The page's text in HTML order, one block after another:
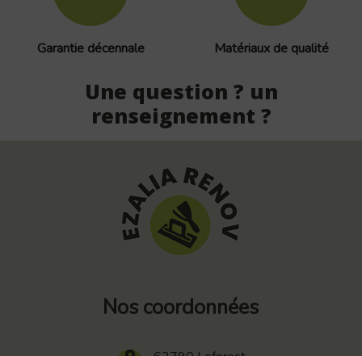
Garantie décennale Matériaux de qualité
Une question ? un
renseignement ?
Nos coordonnées